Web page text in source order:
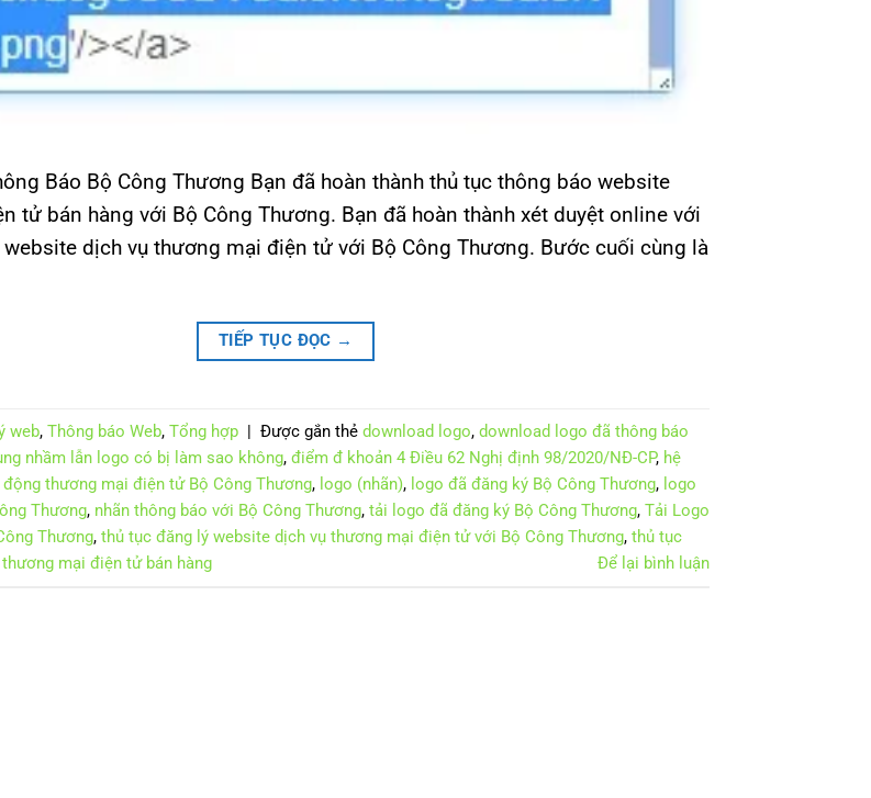
Báo Bộ Công Thương Bạn đã hoàn thành thủ tục thông báo website
tử bán hàng với Bộ Công Thương. Bạn đã hoàn thành xét duyệt online với
dịch vụ thương mại điện tử với Bộ Công Thương. Bước cuối cùng là
TIẾP TỤC ĐỌC →
web, Thông báo Web, Tổng hợp | Được gắn thẻ download logo, download logo đã thông báo
nhầm lẫn logo có bị làm sao không, điểm đ khoản 4 Điều 62 Nghị định 98/2020/NĐ-CP, hệ
thương mại điện tử Bộ Công Thương, logo (nhãn), logo đã đăng ký Bộ Công Thương, logo
Thương, nhãn thông báo với Bộ Công Thương, tải logo đã đăng ký Bộ Công Thương, Tải Logo
Thương, thủ tục đăng lý website dịch vụ thương mại điện tử với Bộ Công Thương, thủ tục
mại điện tử bán hàng
Để lại bình luận